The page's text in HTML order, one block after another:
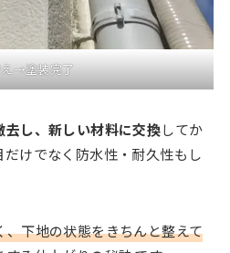
→塗装完了
去し、新しい材料に交換してか
けでなく防水性・耐久性もし
下地の状態をきちんと整えて